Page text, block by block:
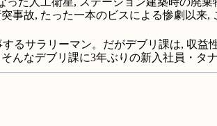
故, たった一本のビスによる惨劇以来,
るサラリーマン。だがデブリ課は, 収益
なデブリ課に3年ぶりの新入社員・タナ